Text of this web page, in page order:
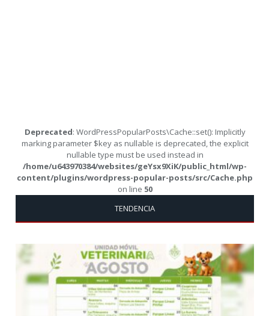
Deprecated: WordPressPopularPosts\Cache::set(): Implicitly
marking parameter $key as nullable is deprecated, the explicit
nullable type must be used instead in
/home/u643970384/websites/geYsx9XiK/public_html/wp-
content/plugins/wordpress-popular-posts/src/Cache.php
on line 50
TENDENCIA